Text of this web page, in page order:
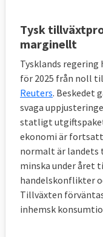
Tysk
marginellt
Tysklands
för 2025 från noll
Reuters. Beskedet
svaga
statligt
ekonomi är fortsatt
normalt är
minska under året
handelskonflikter
Tillväxten
inhemsk